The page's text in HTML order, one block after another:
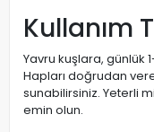
Kullanım
Yavru kuşlara, günlük
Hapları doğrudan
sunabilirsiniz. Yeterli
emin olun.